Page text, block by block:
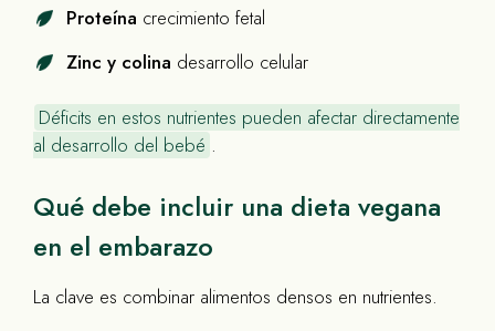
Proteína crecimiento fetal
Zinc y colina desarrollo celular
Déficits en estos nutrientes pueden afectar directamente
al desarrollo del bebé .
Qué debe incluir una dieta vegana
en el embarazo
La clave es combinar alimentos densos en nutrientes.